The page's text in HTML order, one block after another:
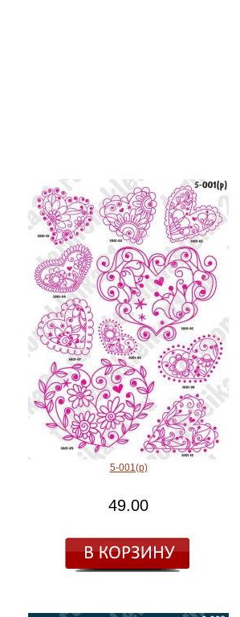
5-001(р)
49.00